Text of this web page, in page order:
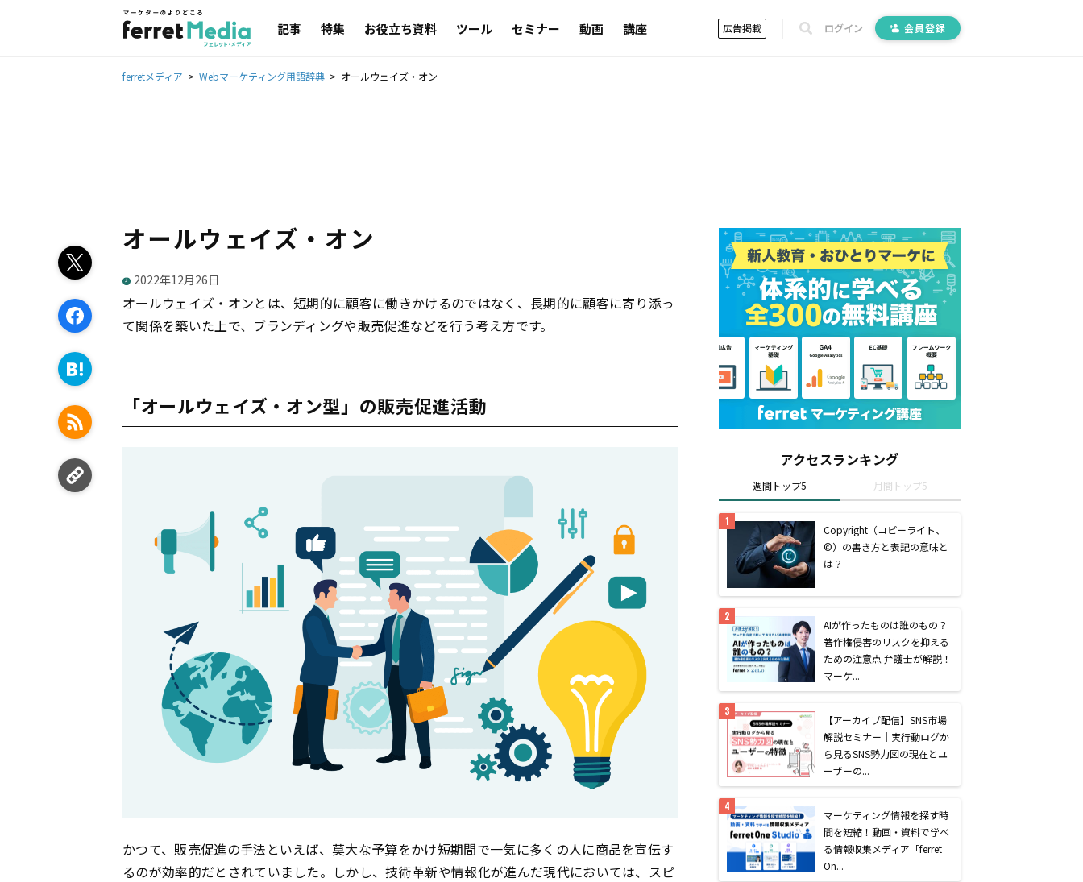
記事 特集 お役立ち資料 ツール セミナー 動画 講座 広告掲載 ログイン 会員登録
ferretメディア Webマーケティング用語辞典 オールウェイズ・オン
オールウェイズ・オン
2022年12月26日
オールウェイズ・オンとは、短期的に顧客に働きかけるのではなく、長期的に顧客に寄り添っ
て関係を築いた上で、ブランディングや販売促進などを行う考え方です。
「オールウェイズ・オン型」の販売促進活動
かつて、販売促進の手法といえば、莫大な予算をかけ短期間で一気に多くの人に商品を宣伝す
るのが効率的だとされていました。しかし、技術革新や情報化が進んだ現代においては、スピ
アクセスランキング
週間トップ5 月間トップ5
Copyright（コピーライト、
©）の書き方と表記の意味と
は？
AIが作ったものは誰のもの？
著作権侵害のリスクを抑える
ための注意点 弁護士が解説！
マーケ...
【アーカイブ配信】SNS市場
解説セミナー｜実行動ログか
ら見るSNS勢力図の現在とユ
ーザーの...
マーケティング情報を探す時
間を短縮！動画・資料で学べ
る情報収集メディア「ferret
On...